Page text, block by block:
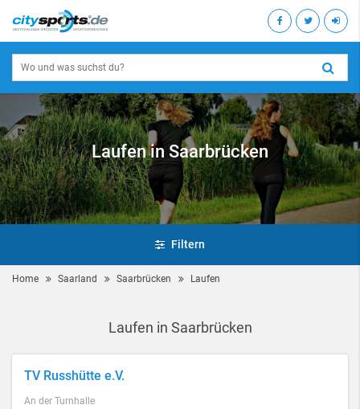
Laufen in Saarbrücken
Filtern
Home Saarland Saarbrücken Laufen
Laufen in Saarbrücken
TV Russhütte e.V.
An der Turnhalle